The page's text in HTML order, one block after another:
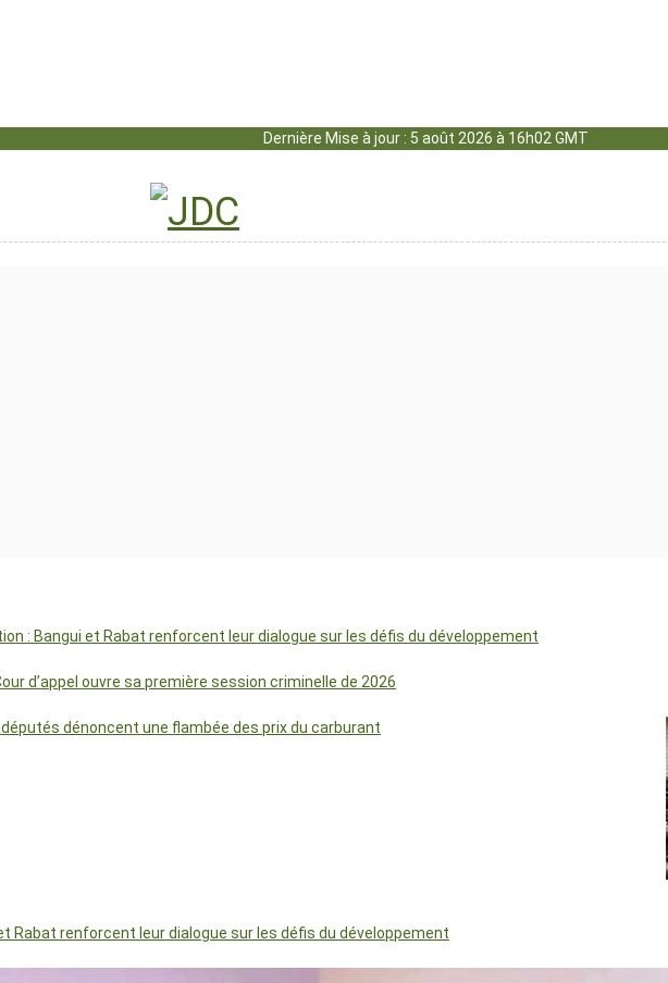
Dernière Mise à jour : 5 août 2026 à 16h02 GMT
: Bangui et Rabat renforcent leur dialogue sur les défis du développement
d’appel ouvre sa première session criminelle de 2026
députés dénoncent une flambée des prix du carburant
Rabat renforcent leur dialogue sur les défis du développement